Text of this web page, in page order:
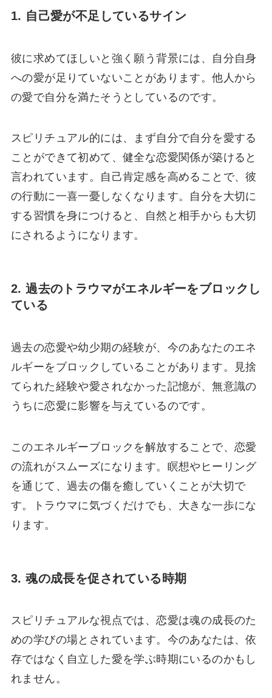
1. 自己愛が不足しているサイン
彼に求めてほしいと強く願う背景には、自分自身
への愛が足りていないことがあります。他人から
の愛で自分を満たそうとしているのです。
スピリチュアル的には、まず自分で自分を愛する
ことができて初めて、健全な恋愛関係が築けると
言われています。自己肯定感を高めることで、彼
の行動に一喜一憂しなくなります。自分を大切に
する習慣を身につけると、自然と相手からも大切
にされるようになります。
2. 過去のトラウマがエネルギーをブロックし
ている
過去の恋愛や幼少期の経験が、今のあなたのエネ
ルギーをブロックしていることがあります。見捨
てられた経験や愛されなかった記憶が、無意識の
うちに恋愛に影響を与えているのです。
このエネルギーブロックを解放することで、恋愛
の流れがスムーズになります。瞑想やヒーリング
を通じて、過去の傷を癒していくことが大切で
す。トラウマに気づくだけでも、大きな一歩にな
ります。
3. 魂の成長を促されている時期
スピリチュアルな視点では、恋愛は魂の成長のた
めの学びの場とされています。今のあなたは、依
存ではなく自立した愛を学ぶ時期にいるのかもし
れません。